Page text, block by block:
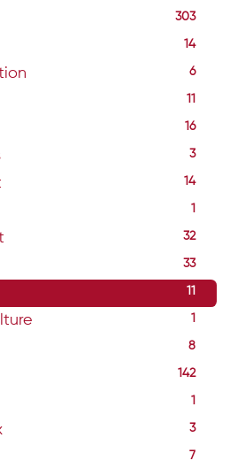
303
14
6
11
16
3
14
1
32
33
11
1
8
142
1
3
7